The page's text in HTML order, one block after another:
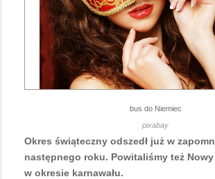
bus do Niemiec
pixabay
Okres świąteczny odszedł już w
następnego roku. Powitaliśmy też
w okresie karnawału.